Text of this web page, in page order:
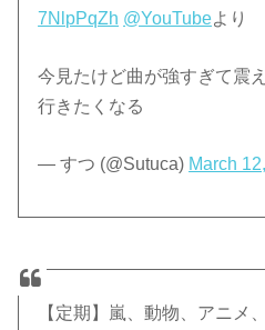
7NlpPqZh @YouTubeより
今見たけど曲が強すぎて震
行きたくなる
— すつ (@Sutuca) March
【定期】嵐、動物、アニメ